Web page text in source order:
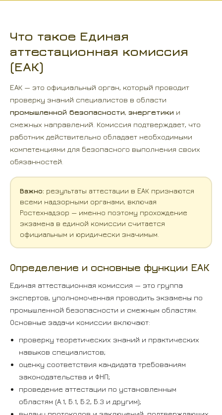
Что такое Единая
аттестационная комиссия
(ЕАК)
ЕАК — это официальный орган, который проводит
проверку знаний специалистов в области
промышленной безопасности, энергетики и
смежных направлений. Комиссия подтверждает, что
работник действительно обладает необходимыми
компетенциями для безопасного выполнения своих
обязанностей.
Важно: результаты аттестации в ЕАК признаются
всеми надзорными органами, включая
Ростехнадзор — именно поэтому прохождение
экзамена в единой комиссии считается
официальным и юридически значимым.
Определение и основные функции ЕАК
Единая аттестационная комиссия — это группа
экспертов, уполномоченная проводить экзамены по
промышленной безопасности и смежным областям.
Основные задачи комиссии включают:
проверку теоретических знаний и практических
навыков специалистов;
оценку соответствия кандидата требованиям
законодательства и ФНП;
проведение аттестации по установленным
областям (А.1, Б.1, Б.2, Б.3 и другим);